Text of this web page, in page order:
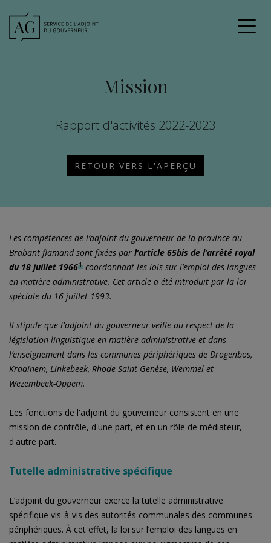
Mission
Rapport d'activités 2022-2023
RETOUR VERS L'APERÇU
Les compétences de l’adjoint du gouverneur de la province du
Brabant flamand sont fixées par l’article 65bis de l’arrêté royal
du 18 juillet 19661 coordonnant les lois sur l’emploi des langues
en matière administrative. Cet article a été introduit par la loi
spéciale du 16 juillet 1993.
Il stipule que l'adjoint du gouverneur veille au respect de la
législation linguistique en matière administrative et dans
l’enseignement dans les communes périphériques de Drogenbos,
Kraainem, Linkebeek, Rhode-Saint-Genèse, Wemmel et
Wezembeek-Oppem.
Les fonctions de l'adjoint du gouverneur consistent en une
mission de contrôle, d'une part, et en un rôle de médiateur,
d'autre part.
Tutelle administrative spécifique
L’adjoint du gouverneur exerce la tutelle administrative
spécifique vis-à-vis des autorités communales des communes
périphériques. À cet effet, la loi sur l’emploi des langues en